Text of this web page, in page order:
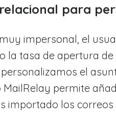
para
impersonal, el
la tasa de apertura
el
MailRelay permite
importado los correos